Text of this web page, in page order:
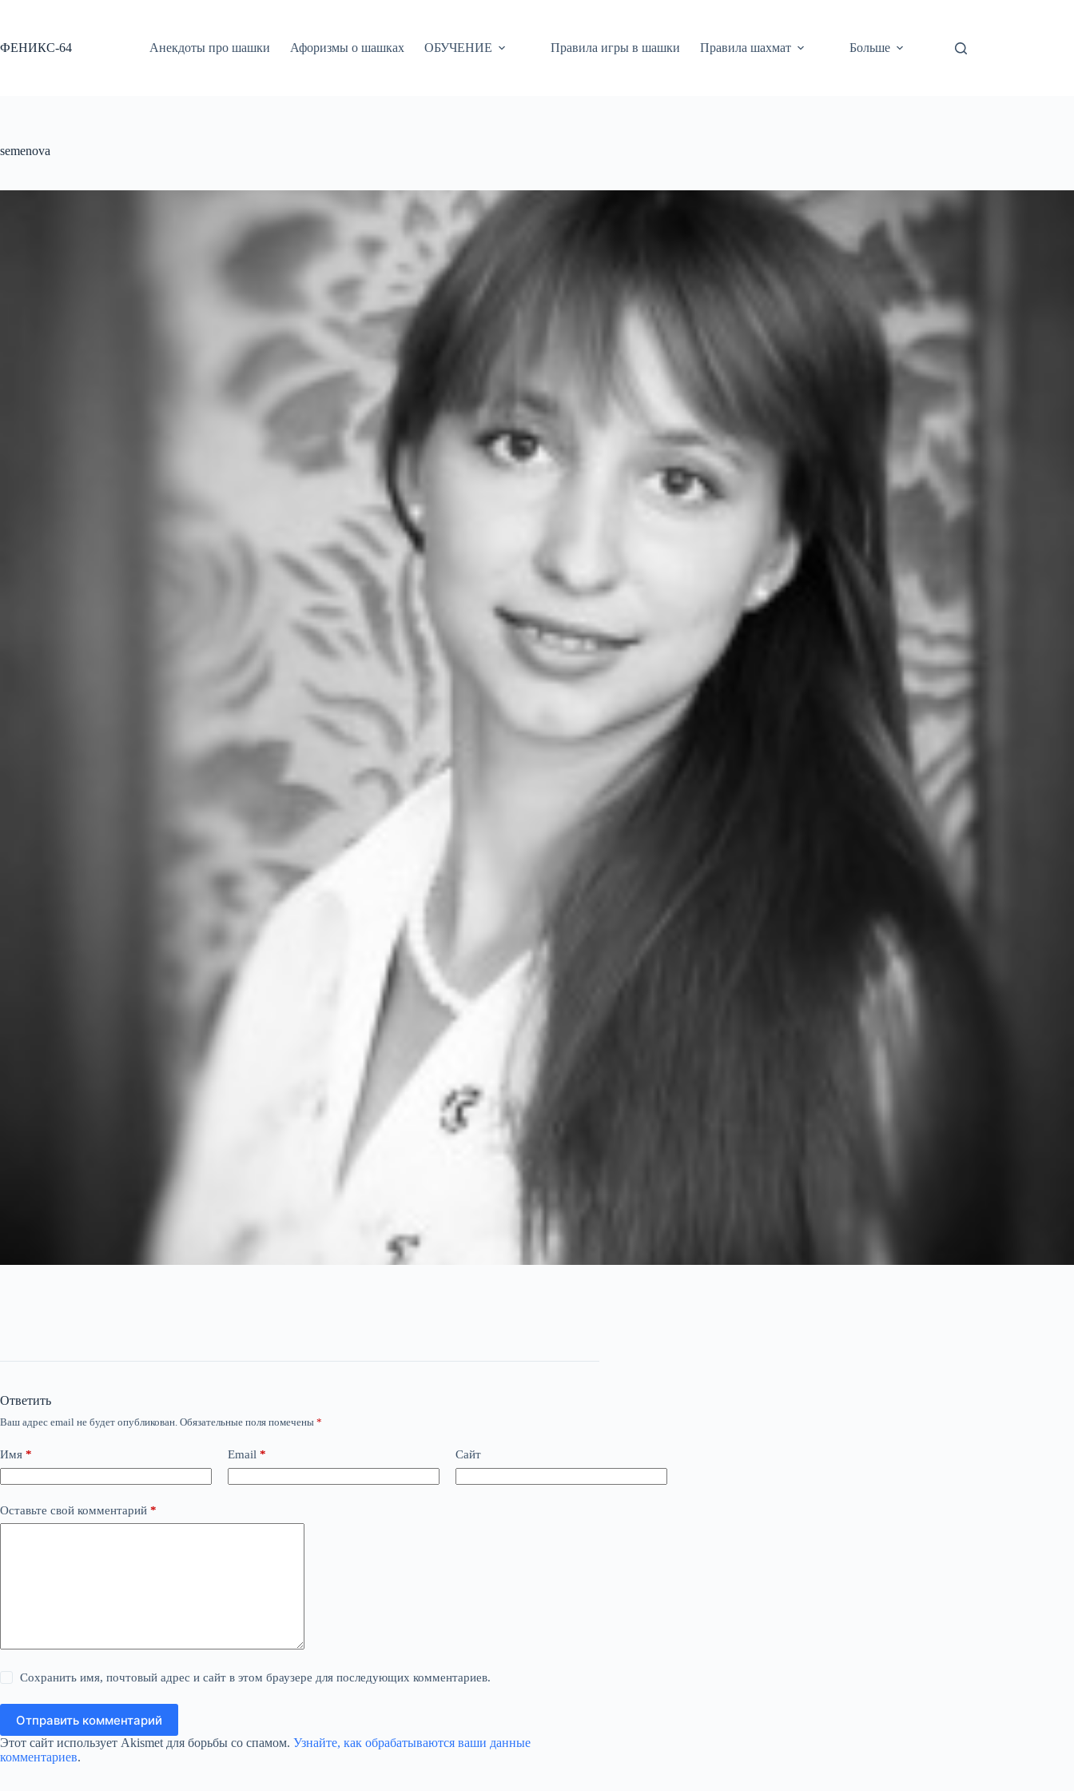
ФЕНИКС-64
Анекдоты про шашки Афоризмы о шашках ОБУЧЕНИЕ Правила игры в шашки Правила шахмат Больше
semenova
Ответить
Ваш адрес email не будет опубликован. Обязательные поля помечены *
Имя * Email * Сайт
Оставьте свой комментарий *
Сохранить имя, почтовый адрес и сайт в этом браузере для последующих комментариев.
Отправить комментарий
Этот сайт использует Akismet для борьбы со спамом. Узнайте, как обрабатываются ваши данные
комментариев.